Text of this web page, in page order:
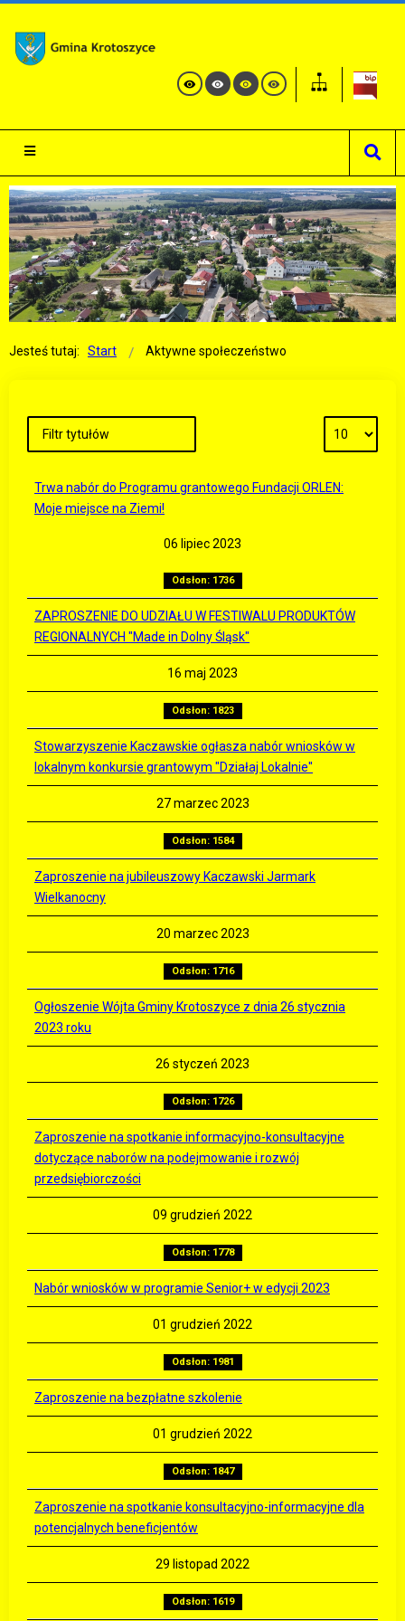
Jesteś tutaj: Start Aktywne społeczeństwo
Trwa nabór do Programu grantowego Fundacji ORLEN:
Moje miejsce na Ziemi!
06 lipiec 2023
Odsłon: 1736
ZAPROSZENIE DO UDZIAŁU W FESTIWALU PRODUKTÓW
REGIONALNYCH "Made in Dolny Śląsk"
16 maj 2023
Odsłon: 1823
Stowarzyszenie Kaczawskie ogłasza nabór wniosków w
lokalnym konkursie grantowym "Działaj Lokalnie''
27 marzec 2023
Odsłon: 1584
Zaproszenie na jubileuszowy Kaczawski Jarmark
Wielkanocny
20 marzec 2023
Odsłon: 1716
Ogłoszenie Wójta Gminy Krotoszyce z dnia 26 stycznia
2023 roku
26 styczeń 2023
Odsłon: 1726
Zaproszenie na spotkanie informacyjno-konsultacyjne
dotyczące naborów na podejmowanie i rozwój
przedsiębiorczości
09 grudzień 2022
Odsłon: 1778
Nabór wniosków w programie Senior+ w edycji 2023
01 grudzień 2022
Odsłon: 1981
Zaproszenie na bezpłatne szkolenie
01 grudzień 2022
Odsłon: 1847
Zaproszenie na spotkanie konsultacyjno-informacyjne dla
potencjalnych beneficjentów
29 listopad 2022
Odsłon: 1619